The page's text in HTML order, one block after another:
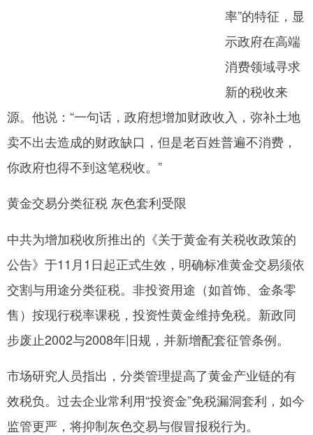
率”的特征，显
示政府在高端
消费领域寻求
新的税收来
源。他说：“一句话，政府想增加财政收入，弥补土地
卖不出去造成的财政缺口，但是老百姓普遍不消费，
你政府也得不到这笔税收。”
黄金交易分类征税 灰色套利受限
中共为增加税收所推出的《关于黄金有关税收政策的
公告》于11月1日起正式生效，明确标准黄金交易须依
交割与用途分类征税。非投资用途（如首饰、金条零
售）按现行税率课税，投资性黄金维持免税。新政同
步废止2002与2008年旧规，并新增配套征管条例。
市场研究人员指出，分类管理提高了黄金产业链的有
效税负。过去企业常利用“投资金”免税漏洞套利，如今
监管更严，将抑制灰色交易与假冒报税行为。